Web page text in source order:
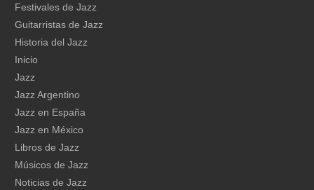
Festivales de Jazz
Guitarristas de Jazz
Historia del Jazz
Inicio
Jazz
Jazz Argentino
Jazz en España
Jazz en México
Libros de Jazz
Músicos de Jazz
Noticias de Jazz